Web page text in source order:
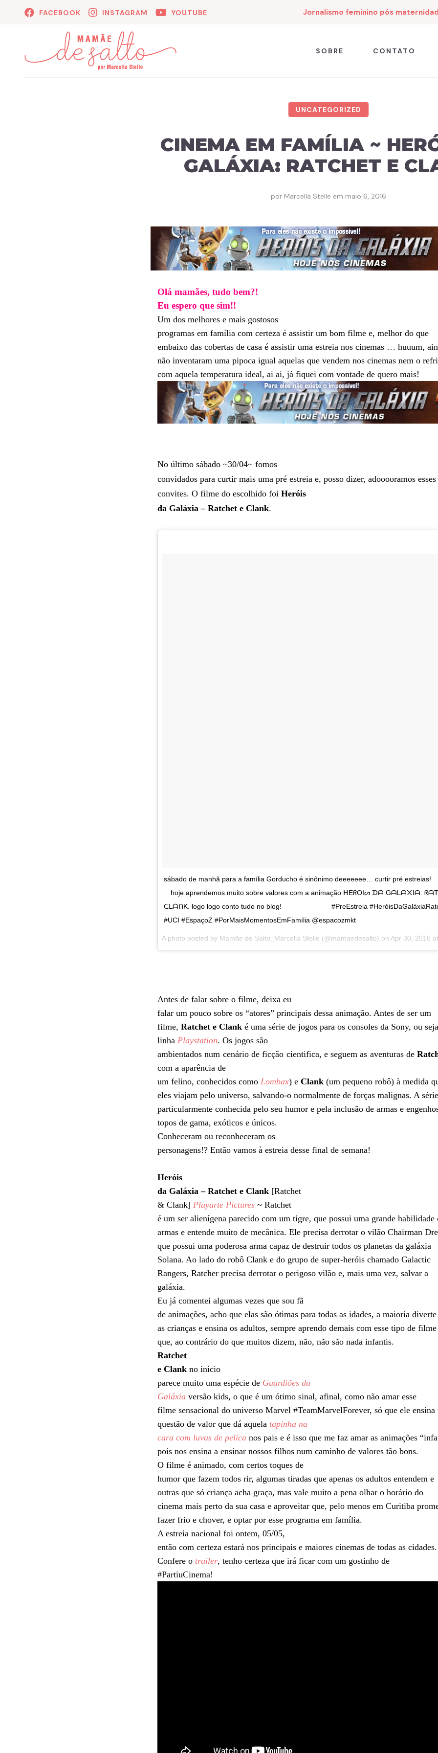
FACEBOOK INSTAGRAM YOUTUBE Jornalismo feminino pós
SOBRE CONTATO
UNCATEGORIZED
CINEMA EM FAMÍLIA ~
GALÁXIA: RATCHET E
por Marcella Stelle em maio 6, 2016
Olá mamães, tudo bem?!
Eu espero que sim!!
Um dos melhores e mais gostosos
programas em família com certeza é assistir um bom filme e, melhor do que
embaixo das cobertas de casa é assistir uma estreia nos cinemas … huuum,
não inventaram uma pipoca igual aquelas que vendem nos cinemas nem o
com aquela temperatura ideal, ai ai, já fiquei com vontade de quero mais!
No último sábado ~30/04~ fomos
convidados para curtir mais uma pré estreia e, posso dizer, adooooramos esses
convites. O filme do escolhido foi Heróis
da Galáxia – Ratchet e Clank.
sábado de manhã para a família Gorducho é sinônimo deeeeeee… curtir pré estreias!
⠀ hoje aprendemos muito sobre valores com a animação ᕼEᖇOIᔕ ᗪᗩ Gᗩᒪᗩ᙭Iᗩ:
ᑕᒪᗩᑎK. logo logo conto tudo no blog! ⠀ ⠀ ⠀ ⠀ ⠀ ⠀ ⠀ #PreEstreia
#UCI #EspaçoZ #PorMaisMomentosEmFamília @espacozmkt
A photo posted by Mamãe de Salto_Marcella Stelle (@mamaedesalto) on Apr 30, 2016 at
Antes de falar sobre o filme, deixa eu
falar um pouco sobre os “atores” principais dessa animação. Antes de ser um
filme, Ratchet e Clank é uma série de jogos para os consoles da Sony, ou
linha Playstation. Os jogos são
ambientados num cenário de ficção cientifica, e seguem as aventuras de
com a aparência de
um felino, conhecidos como Lombax) e Clank (um pequeno robô) à medida
eles viajam pelo universo, salvando-o normalmente de forças malignas. A
particularmente conhecida pelo seu humor e pela inclusão de armas e
topos de gama, exóticos e únicos.
Conheceram ou reconheceram os
personagens!? Então vamos à estreia desse final de semana!
Heróis
da Galáxia – Ratchet e Clank [Ratchet
& Clank] Playarte Pictures ~ Ratchet
é um ser alienígena parecido com um tigre, que possui uma grande habilidade
armas e entende muito de mecânica. Ele precisa derrotar o vilão Chairman
que possui uma poderosa arma capaz de destruir todos os planetas da galáxia
Solana. Ao lado do robô Clank e do grupo de super-heróis chamado Galactic
Rangers, Ratcher precisa derrotar o perigoso vilão e, mais uma vez, salvar a
galáxia.
Eu já comentei algumas vezes que sou fã
de animações, acho que elas são ótimas para todas as idades, a maioria diverte
as crianças e ensina os adultos, sempre aprendo demais com esse tipo de filme
que, ao contrário do que muitos dizem, não, não são nada infantis.
Ratchet
e Clank no início
parece muito uma espécie de Guardiões da
Galáxia versão kids, o que é um ótimo sinal, afinal, como não amar esse
filme sensacional do universo Marvel #TeamMarvelForever, só que ele ensina
questão de valor que dá aquela tapinha na
cara com luvas de pelica nos pais e é isso que me faz amar as animações
pois nos ensina a ensinar nossos filhos num caminho de valores tão bons.
O filme é animado, com certos toques de
humor que fazem todos rir, algumas tiradas que apenas os adultos entendem e
outras que só criança acha graça, mas vale muito a pena olhar o horário do
cinema mais perto da sua casa e aproveitar que, pelo menos em Curitiba
fazer frio e chover, e optar por esse programa em família.
A estreia nacional foi ontem, 05/05,
então com certeza estará nos principais e maiores cinemas de todas as cidades.
Confere o trailer, tenho certeza que irá ficar com um gostinho de
#PartiuCinema!